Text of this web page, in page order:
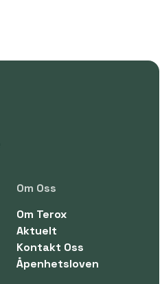
Om Oss
Om Terox
Aktuelt
Kontakt Oss
Åpenhetsloven